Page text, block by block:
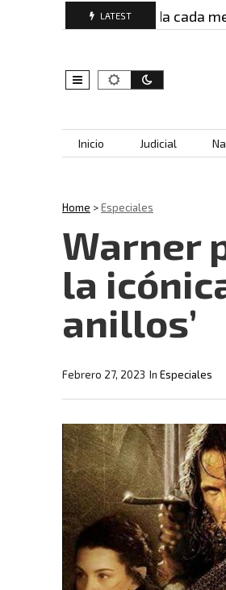
LATEST
buscan ayuda cada mes…
Skip to content
Inicio Judicial
Home >Especiales
Warner
la
anillos’
In Especiales
Febrero 27, 2023